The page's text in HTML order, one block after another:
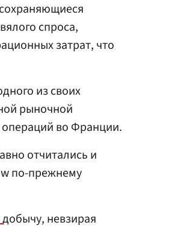
спроса,
затрат, что
из своих
рыночной
во Франции.
отчитались и
по-прежнему
добычу, невзирая